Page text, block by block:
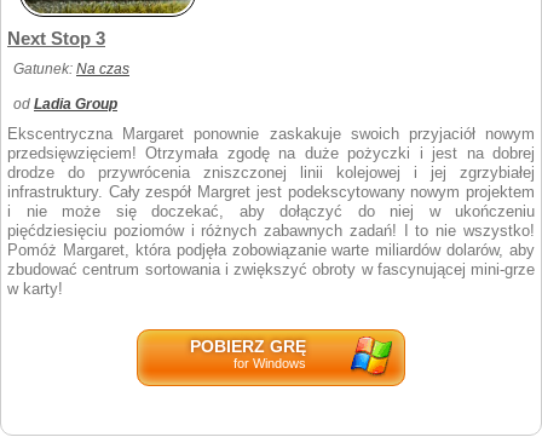
Next Stop 3
Gatunek: Na czas
od Ladia Group
Ekscentryczna Margaret ponownie zaskakuje swoich przyjaciół nowym
przedsięwzięciem! Otrzymała zgodę na duże pożyczki i jest na dobrej
drodze do przywrócenia zniszczonej linii kolejowej i jej zgrzybiałej
infrastruktury. Cały zespół Margret jest podekscytowany nowym projektem
i nie może się doczekać, aby dołączyć do niej w ukończeniu
pięćdziesięciu poziomów i różnych zabawnych zadań! I to nie wszystko!
Pomóż Margaret, która podjęła zobowiązanie warte miliardów dolarów, aby
zbudować centrum sortowania i zwiększyć obroty w fascynującej mini-grze
w karty!
POBIERZ GRĘ
for Windows